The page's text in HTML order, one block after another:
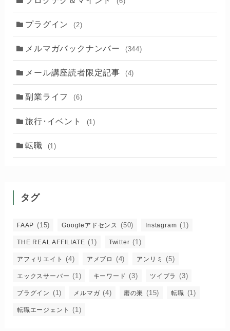
プラグイン (2)
メルマガバックナンバー (344)
メール講座読者限定記事 (4)
副業ライフ (6)
旅行･イベント (1)
転職 (1)
タグ
FAAP (15) Googleアドセンス (50) Instagram (1)
THE REAL AFFILIATE (1) Twitter (1)
アフィリエイト (4) アメブロ (4) アンリミ (5)
エックスサーバー (1) キーワード (3) ツイブラ (3)
プラグイン (1) メルマガ (4) 磨の巣 (15) 転職 (1)
転職エージェント (1)